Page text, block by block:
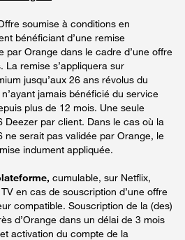
soumise à conditions en
bénéficiant d’une remise
par Orange dans le cadre d’une offre
La remise s’appliquera sur
jusqu’aux 26 ans révolus du
jamais bénéficié du service
plus de 12 mois. Une seule
Deezer par client. Dans le cas où la
ne serait pas validée par Orange, le
indument appliquée.
cumulable, sur Netflix,
en cas de souscription d’une offre
compatible. Souscription de la (des)
d’Orange dans un délai de 3 mois
activation du compte de la